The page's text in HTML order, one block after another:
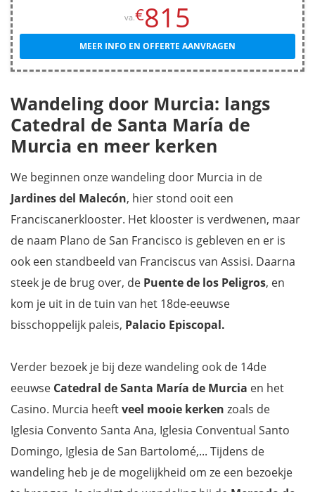
va.€815
MEER INFO EN OFFERTE AANVRAGEN
Wandeling door Murcia: langs
Catedral de Santa María de
Murcia en meer kerken
We beginnen onze wandeling door Murcia in de
Jardines del Malecón, hier stond ooit een
Franciscanerklooster. Het klooster is verdwenen, maar
de naam Plano de San Francisco is gebleven en er is
ook een standbeeld van Franciscus van Assisi. Daarna
steek je de brug over, de Puente de los Peligros, en
kom je uit in de tuin van het 18de-eeuwse
bisschoppelijk paleis, Palacio Episcopal.
Verder bezoek je bij deze wandeling ook de 14de
eeuwse Catedral de Santa María de Murcia en het
Casino. Murcia heeftveel mooie kerken zoals de
Iglesia Convento Santa Ana, Iglesia Conventual Santo
Domingo, Iglesia de San Bartolomé,... Tijdens de
wandeling heb je de mogelijkheid om ze een bezoekje